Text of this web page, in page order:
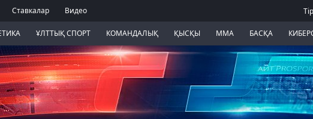
Ставкалар Видео
ҰЛТТЫҚ СПОРТ КОМАНДАЛЫҚ ҚЫСҚЫ ММА БАСҚА